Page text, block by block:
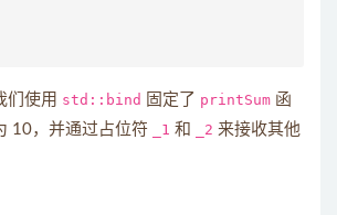
们使用 std::bind 固定了 printSum 函
10，并通过占位符
_1 和 _2 来接收其他